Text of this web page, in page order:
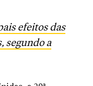
efeitos das
segundo a